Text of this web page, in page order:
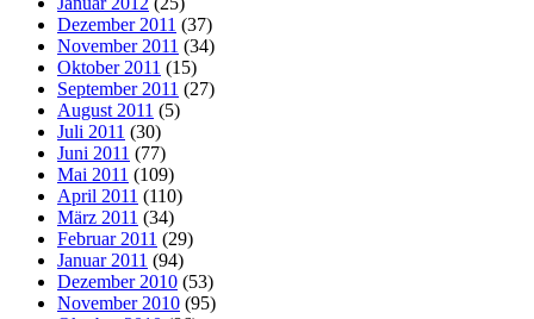
Dezember 2011 (37)
November 2011 (34)
Oktober 2011 (15)
September 2011 (27)
August 2011 (5)
Juli 2011 (30)
Juni 2011 (77)
Mai 2011 (109)
April 2011 (110)
März 2011 (34)
Februar 2011 (29)
Januar 2011 (94)
Dezember 2010 (53)
November 2010 (95)